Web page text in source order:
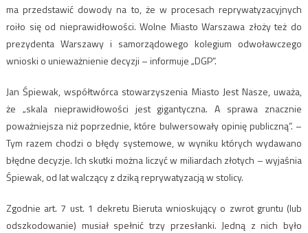
ma przedstawić dowody na to, że w procesach reprywatyzacyjnych
roiło się od nieprawidłowości. Wolne Miasto Warszawa złoży też do
prezydenta Warszawy i samorządowego kolegium odwoławczego
wnioski o unieważnienie decyzji – informuje „DGP”.
Jan Śpiewak, współtwórca stowarzyszenia Miasto Jest Nasze, uważa,
że „skala nieprawidłowości jest gigantyczna. A sprawa znacznie
poważniejsza niż poprzednie, które bulwersowały opinię publiczną”. –
Tym razem chodzi o błędy systemowe, w wyniku których wydawano
błędne decyzje. Ich skutki można liczyć w miliardach złotych – wyjaśnia
Śpiewak, od lat walczący z dziką reprywatyzacją w stolicy.
Zgodnie art. 7 ust. 1 dekretu Bieruta wnioskujący o zwrot gruntu (lub
odszkodowanie) musiał spełnić trzy przesłanki. Jedną z nich było